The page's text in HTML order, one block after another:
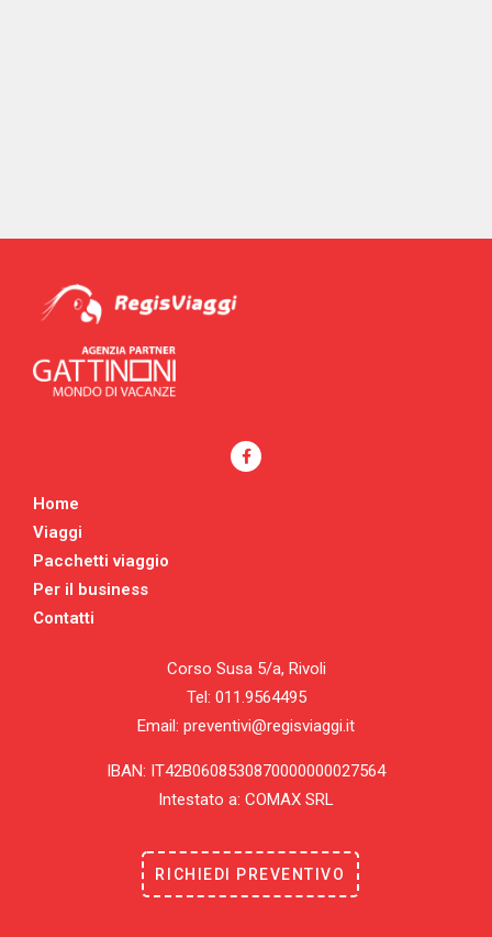
RICHIEDI PREVENTIVO
Corso Susa 5/a, Rivoli
Tel: 011.9564495
Email: preventivi@regisviaggi.it
IBAN: IT42B0608530870000000027564
Intestato a: COMAX SRL
Home
Viaggi
Pacchetti viaggio
Per il business
Contatti